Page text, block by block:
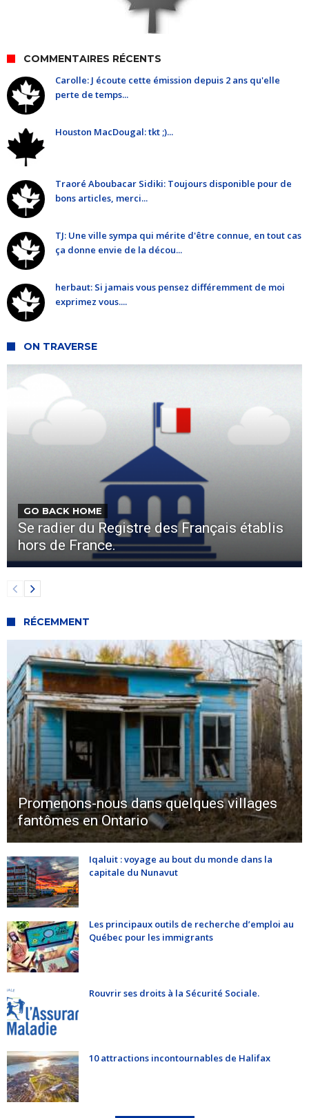
COMMENTAIRES RÉCENTS
Carolle: J écoute cette émission depuis 2 ans qu'elle
perte de temps...
Houston MacDougal: tkt ;)...
Traoré Aboubacar Sidiki: Toujours disponible pour de
bons articles, merci...
TJ: Une ville sympa qui mérite d'être connue, en tout cas
ça donne envie de la décou...
herbaut: Si jamais vous pensez différemment de moi
exprimez vous....
ON TRAVERSE
GO BACK HOME
Se radier du Registre des Français établis
hors de France.
RÉCEMMENT
Promenons-nous dans quelques villages
fantômes en Ontario
Iqaluit : voyage au bout du monde dans la
capitale du Nunavut
Les principaux outils de recherche d’emploi au
Québec pour les immigrants
Rouvrir ses droits à la Sécurité Sociale.
10 attractions incontournables de Halifax